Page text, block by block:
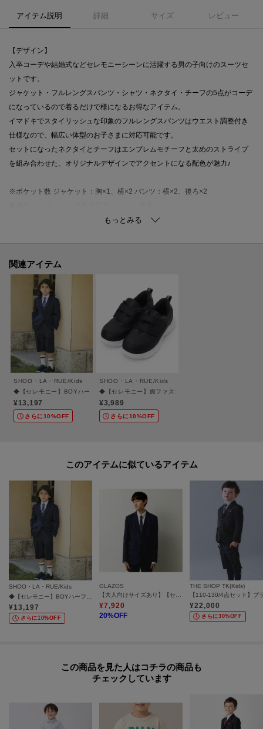
アイテム説明 詳細 サイズ レビュー
【デザイン】
入卒コーデや結婚式などセレモニーシーンに活躍する男の子向けのスーツセ
ットです。
ジャケット・フルレングスパンツ・シャツ・ネクタイ・チーフの5点がコーデ
になっているので着るだけで様になるお得なアイテム。
イマドキでスタイリッシュな印象のフルレングスパンツはウエスト調整付き
仕様なので、幅広い体型のお子さまに対応可能です。
セットになったネクタイとチーフはエンブレムモチーフと太めのストライプ
を組み合わせた、オリジナルデザインでアクセントになる配色が魅力♪
※ポケット数 ジャケット：胸×1、横×2 パンツ：横×2、後ろ×2
【カラー補足】
ブラック(019＝819）
※追加生産分のためカラー番号は異なりますが、同じカラーです。
※モデル画像とトルソー画像はそれぞれ、照明や太陽光の関係により実際よ
りも色味が違って見える場合があります。（実際のお色味に近いのはトルソ
ーで撮影した画像です）
またパソコン・スマートフォンなどの環境により、若干製品と画像のカラー
が異なる場合もございます。予めご了承ください。
＃セレモニー＃入卒＃卒園式＃卒業式＃入学式＃入園式＃フォーマルキッズ
＃結婚式＃七五三＃発表会
■気になるアイテムは『お気に入り登録』がおすすめです！■
＜お気に入り登録とは？＞
オンラインサイトの各アイテムにある「ハートマーク」を
クリックして簡単に追加できます！
＜おすすめPOINT＞
お得な情報をGETできます！！
POINT.1
再入荷通知や、値下げ情報・在庫状況をメルマガにてお知らせ。
ーーーーーーーーーーーーーーーーーーーーーーーーーーーー
関連アイテム
SHOO・LA・RUE/Kids
◆【セレモニー】BOYハーフパンツスーツセット
¥13,197
さらに10%OFF
SHOO・LA・RUE/Kids
◆【セレモニー】面ファスナースニーカー
¥3,989
さらに10%OFF
このアイテムに似ているアイテム
SHOO・LA・RUE/Kids
◆【セレモニー】BOYハーフパンツスーツセット
¥13,197
さらに10%OFF
GLAZOS
【大人向けサイズあり】【セットアップ】フォーマルスーツ
¥7,920
20%OFF
THE SHOP TK(Kids)
¥22,000
さらに30%OFF
この商品を見た人はコチラの商品も
チェックしています